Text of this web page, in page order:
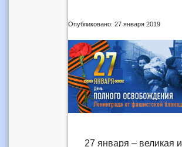
Опубликовано: 27 января 2019
27 января – великая и